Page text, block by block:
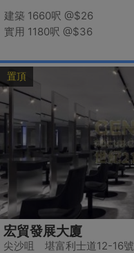
建築 1660呎 @$26
實用 1180呎 @$36
置頂
宏貿發展大廈
尖沙咀 堪富利士道12-16號